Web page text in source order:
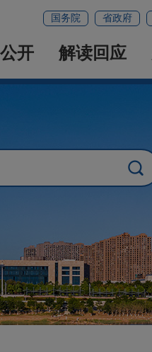
国务院 省政府
开 解读回应